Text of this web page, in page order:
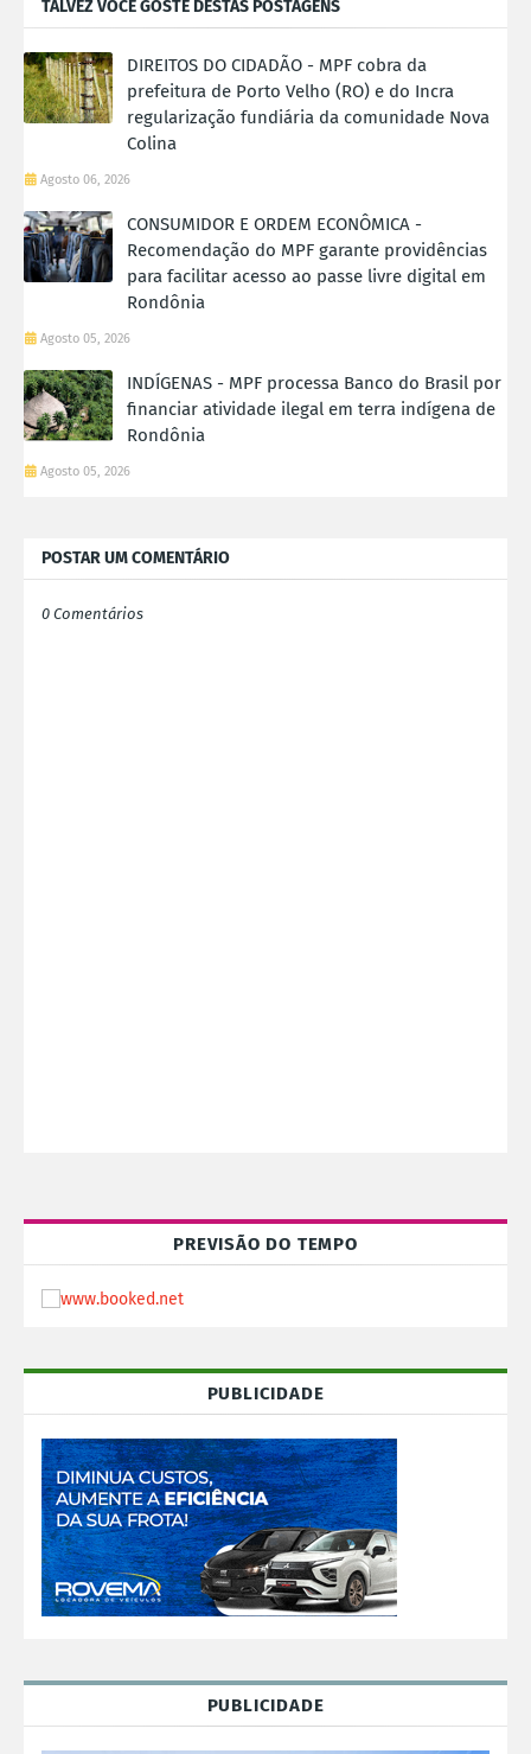
TALVEZ VOCÊ GOSTE DESTAS POSTAGENS
DIREITOS DO CIDADÃO - MPF cobra da
prefeitura de Porto Velho (RO) e do Incra
regularização fundiária da comunidade Nova
Colina
Agosto 06, 2026
CONSUMIDOR E ORDEM ECONÔMICA -
Recomendação do MPF garante providências
para facilitar acesso ao passe livre digital em
Rondônia
Agosto 05, 2026
INDÍGENAS - MPF processa Banco do Brasil por
financiar atividade ilegal em terra indígena de
Rondônia
Agosto 05, 2026
POSTAR UM COMENTÁRIO
0 Comentários
PREVISÃO DO TEMPO
PUBLICIDADE
PUBLICIDADE